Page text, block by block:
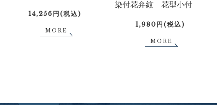
14,256円(税込)
MORE
染付花弁紋 花型小付
1,980円(税込)
MORE